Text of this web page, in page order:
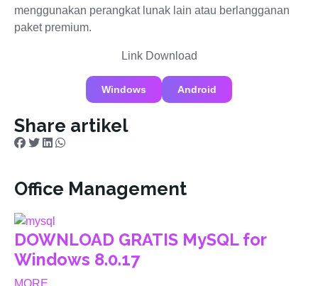
menggunakan perangkat lunak lain atau berlangganan
paket premium.
Link Download
Windows Android
Share artikel
Office Management
DOWNLOAD GRATIS MySQL for
Windows 8.0.17
MORE